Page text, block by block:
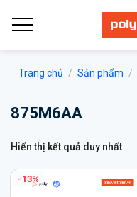
qua
Trang chủ / Sản phẩm /
875M6AA
Hiển thị kết quả duy nhất
-13%